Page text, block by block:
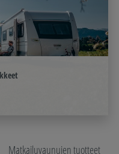
Matkailuvaunujen tuotteet